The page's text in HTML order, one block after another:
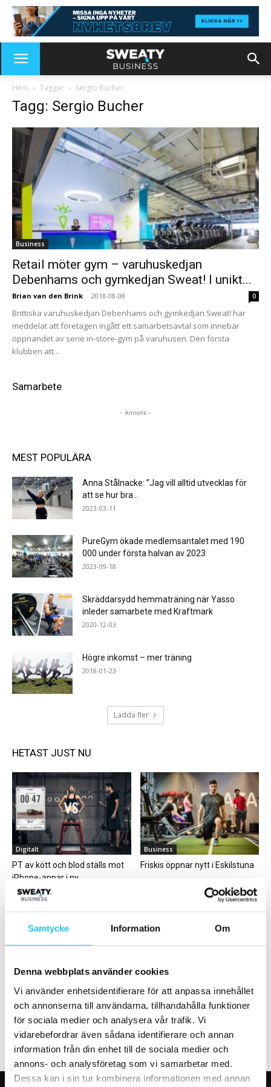
Samtycke Information Om
Denna webbplats använder cookies
Vi använder enhetsidentifierare för att anpassa innehållet
och annonserna till användarna, tillhandahålla funktioner
för sociala medier och analysera vår trafik. Vi
vidarebefordrar även sådana identifierare och annan
information från din enhet till de sociala medier och
annons- och analysföretag som vi samarbetar med.
Dessa kan i sin tur kombinera informationen med annan
Hem Taggar Sergio Bucher
Tagg: Sergio Bucher
Business
Retail möter gym – varuhuskedjan
Debenhams och gymkedjan Sweat! I unikt...
Brian van den Brink - 2018-08-08 0
Brittiska varuhuskedjan Debenhams och gymkedjan Sweat! har
meddelat att företagen ingått ett samarbetsavtal som innebär
öppnandet av serie in-store-gym på varuhusen. Den första
klubben att...
Samarbete
- Annons -
MEST POPULÄRA
Anna Stålnacke: ”Jag vill alltid utvecklas för
att se hur bra...
2023-03-11
PureGym ökade medlemsantalet med 190
000 under första halvan av 2023
2023-09-18
Skräddarsydd hemmaträning när Yasso
inleder samarbete med Kraftmark
2020-12-03
Högre inkomst – mer träning
2018-01-23
Ladda fler
HETAST JUST NU
Digitalt
PT av kött och blod ställs mot
iPhone-appar i ny
forskningsstudie
Business
Friskis öppnar nytt i Eskilstuna
Gym
Från intressent till ambassadör
Digitalt
Allt fler använder wearables,
men litar inte riktigt på datan